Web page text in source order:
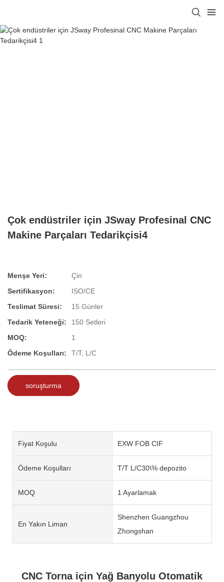
Çok endüstriler için JSway Profesinal CNC
Makine Parçaları Tedarikçisi4
Menşe Yeri:
Çin
Sertifikasyon:
ISO/CE
Teslimat Süresi:
15 Günler
Tedarik Yeteneği:
150 Setleri
MOQ:
1
Ödeme Koşulları:
T/T, L/C
soruşturma
Fiyat Koşulu EXW FOB CIF
Ödeme Koşulları T/T L/C30\% depozito
MOQ 1 Ayarlamak
En Yakın Liman
Shenzhen Guangzhou
Zhongshan
CNC Torna için Yağ Banyolu Otomatik